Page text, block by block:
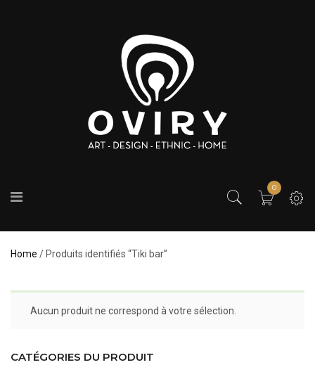
0
Home / Produits identifiés “Tiki bar”
Aucun produit ne correspond à votre sélection.
CATÉGORIES DU PRODUIT